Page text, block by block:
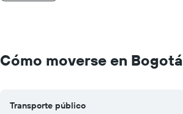
Cómo moverse en Bogotá
Transporte público